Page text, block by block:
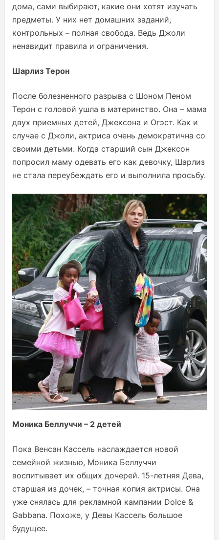
дома, сами выбирают, какие они хотят изучать
предметы. У них нет домашних заданий,
контрольных – полная свобода. Ведь Джоли
ненавидит правила и ограничения.
Шарлиз Терон
После болезненного разрыва с Шоном Пеном
Терон с головой ушла в материнство. Она – мама
двух приемных детей, Джексона и Огэст. Как и
случае с Джоли, актриса очень демократична со
своими детьми. Когда старший сын Джексон
попросил маму одевать его как девочку, Шарлиз
не стала переубеждать его и выполнила просьбу.
Моника Беллуччи – 2 детей
Пока Венсан Кассель наслаждается новой
семейной жизнью, Моника Беллуччи
воспитывает их общих дочерей. 15-летняя Дева,
старшая из дочек, – точная копия актрисы. Она
уже снялась для рекламной кампании Dolce &
Gabbana. Похоже, у Девы Кассель большое
будущее.